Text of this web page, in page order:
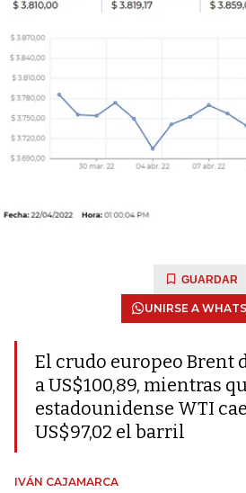
GUARDAR
UNIRSE A
El crudo europeo Brent
a US$100,89, mientras
estadounidense WTI cae
US$97,02 el barril
IVÁN CAJAMARCA